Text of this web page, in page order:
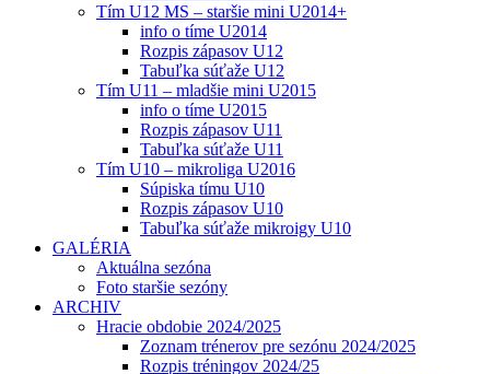
Tím U12 MS – staršie mini U2014+
info o tíme U2014
Rozpis zápasov U12
Tabuľka súťaže U12
Tím U11 – mladšie mini U2015
info o tíme U2015
Rozpis zápasov U11
Tabuľka súťaže U11
Tím U10 – mikroliga U2016
Súpiska tímu U10
Rozpis zápasov U10
Tabuľka súťaže mikroigy U10
GALÉRIA
Aktuálna sezóna
Foto staršie sezóny
ARCHIV
Hracie obdobie 2024/2025
Zoznam trénerov pre sezónu 2024/2025
Rozpis tréningov 2024/25